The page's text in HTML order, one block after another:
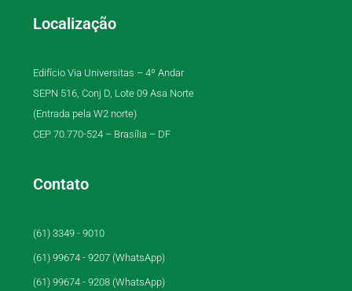
Localização
Edifício Via Universitas – 4º Andar
SEPN 516, Conj D, Lote 09 Asa Norte
(Entrada pela W2 norte)
CEP 70.770-524 – Brasília – DF
Contato
(61) 3349 - 9010
(61) 99674 - 9207 (WhatsApp)
(61) 99674 - 9208 (WhatsApp)